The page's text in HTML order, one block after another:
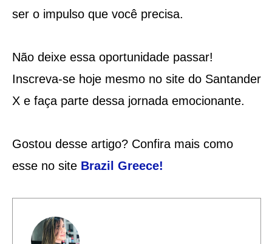
ser o impulso que você precisa.
Não deixe essa oportunidade passar!
Inscreva-se hoje mesmo no site do Santander
X e faça parte dessa jornada emocionante.
Gostou desse artigo? Confira mais como
esse no site Brazil Greece!